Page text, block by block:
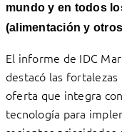
mundo y en todos
(alimentación y
El informe de IDC
destacó las
oferta que integra
tecnología para